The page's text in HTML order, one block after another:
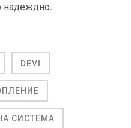
надеждно.
DEVI
СИСТЕМА